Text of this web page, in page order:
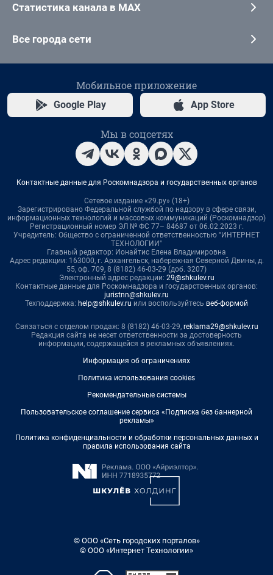
Статистика канала в MAX
Все города сети
Мобильное приложение
Google Play App Store
Мы в соцсетях
Контактные данные для Роскомнадзора и государственных органов
Сетевое издание «29.ру» (18+)
Зарегистрировано Федеральной службой по надзору в сфере связи,
информационных технологий и массовых коммуникаций (Роскомнадзор)
Регистрационный номер ЭЛ № ФС 77– 84687 от 06.02.2023 г.
Учредитель: Общество с ограниченной ответственностью "ИНТЕРНЕТ
ТЕХНОЛОГИИ"
Главный редактор: Ионайтис Елена Владимировна
Адрес редакции: 163000, г. Архангельск, набережная Северной Двины, д.
55, оф. 709, 8 (8182) 46-03-29 (доб. 3207)
Электронный адрес редакции: 29@shkulev.ru
Контактные данные для Роскомнадзора и государственных органов:
juristnn@shkulev.ru
Техподдержка: help@shkulev.ru или воспользуйтесь веб-формой
Связаться с отделом продаж: 8 (8182) 46-03-29, reklama29@shkulev.ru
Редакция сайта не несет ответственности за достоверность
информации, содержащейся в рекламных объявлениях.
Информация об ограничениях
Политика использования cookies
Рекомендательные системы
Пользовательское соглашение сервиса «Подписка без баннерной
рекламы»
Политика конфиденциальности и обработки персональных данных и
правила использования сайта
© ООО «Сеть городских порталов»
© ООО «Интернет Технологии»